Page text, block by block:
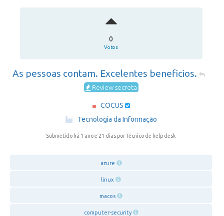
0
Votos
As pessoas contam. Excelentes beneficios.
Review secreta
COCUS
Tecnologia da Informação
Submetido há 1 ano e 21 dias por Técnico de help desk
azure
linux
macos
computer-security